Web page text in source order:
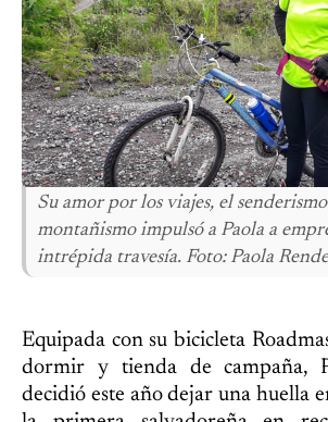
Su amor por los viajes, el
montañismo impulsó a Paola a
intrépida travesía. Foto: Paola
Equipada con su bicicleta
dormir y tienda de campaña,
decidió este año dejar una huella